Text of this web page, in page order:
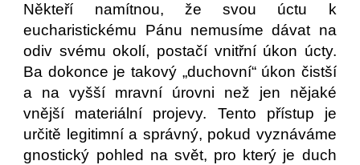
Někteří namítnou, že svou úctu k
eucharistickému Pánu nemusíme dávat na
odiv svému okolí, postačí vnitřní úkon úcty.
Ba dokonce je takový „duchovní“ úkon čistší
a na vyšší mravní úrovni než jen nějaké
vnější materiální projevy. Tento přístup je
určitě legitimní a správný, pokud vyznáváme
gnostický pohled na svět, pro který je duch